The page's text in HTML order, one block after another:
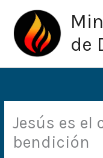
contenido
de
Jesús es el
bendición